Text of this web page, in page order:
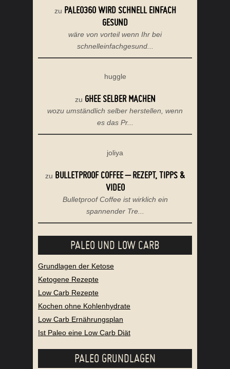
zu PALEO360 WIRD SCHNELL EINFACH
GESUND
wäre von vorteil wenn Ihr bei
schnelleinfachgesund...
huggle
zu GHEE SELBER MACHEN
wozu umständlich selber herstellen, wenn
es das Pr...
joliya
zu BULLETPROOF COFFEE – REZEPT, TIPPS &
VIDEO
Bulletproof Coffee ist wirklich ein
spannender Tre...
PALEO UND LOW CARB
Grundlagen der Ketose
Ketogene Rezepte
Low Carb Rezepte
Kochen ohne Kohlenhydrate
Low Carb Ernährungsplan
Ist Paleo eine Low Carb Diät
PALEO GRUNDLAGEN